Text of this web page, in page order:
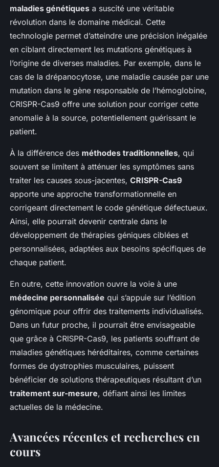
maladies génétiques a suscité une véritable
révolution dans le domaine médical. Cette
technologie permet d’atteindre une précision inégalée
en ciblant directement les mutations génétiques à
l’origine de diverses maladies. Par exemple, dans le
cas de la drépanocytose, une maladie causée par une
mutation dans le gène responsable de l’hémoglobine,
CRISPR-Cas9 offre une solution pour corriger cette
anomalie à la source, potentiellement guérissant le
patient.
À la différence des méthodes traditionnelles, qui
souvent se limitent à atténuer les symptômes sans
traiter les causes sous-jacentes, CRISPR-Cas9
apporte une approche transformationnelle en
corrigeant directement le code génétique défectueux.
Ainsi, elle pourrait devenir centrale dans le
développement de thérapies géniques ciblées et
personnalisées, adaptées aux besoins spécifiques de
chaque patient.
En outre, cette innovation ouvre la voie à une
médecine personnalisée qui s’appuie sur l’édition
génomique pour offrir des traitements individualisés.
Dans un futur proche, il pourrait être envisageable
que grâce à CRISPR-Cas9, les patients souffrant de
maladies génétiques héréditaires, comme certaines
formes de dystrophies musculaires, puissent
bénéficier de solutions thérapeutiques résultant d’un
traitement sur-mesure, défiant ainsi les limites
actuelles de la médecine.
Avancées récentes et recherches en
cours